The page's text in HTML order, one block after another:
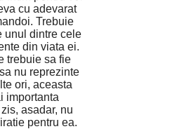
cu adevarat
Trebuie
unul dintre cele
din viata ei.
trebuie sa fie
nu reprezinte
ori, aceasta
importanta
asadar, nu
pentru ea.